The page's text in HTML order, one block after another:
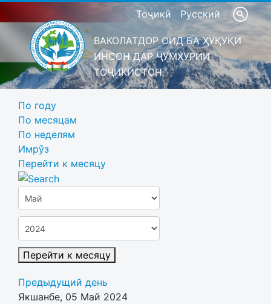
Тоҷикӣ Русский
ВАКОЛАТДОР ОИД БА ҲУҚУҚИ
ИНСОН ДАР ҶУМҲУРИИ
ТОҶИКИСТОН
По году
По месяцам
По неделям
Имрӯз
Перейти к месяцу
Перейти к месяцу
Предыдущий день
Якшанбе, 05 Май 2024